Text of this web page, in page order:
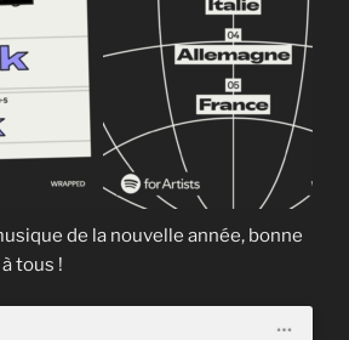
de la nouvelle année, bonne
tous !